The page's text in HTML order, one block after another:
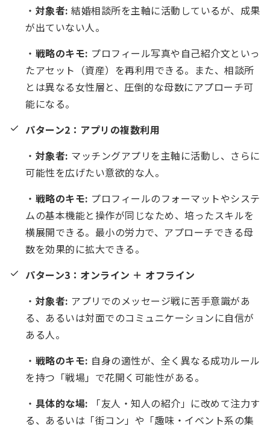
・ 対象者: 結婚相談所を主軸に活動しているが、成果
が出ていない人。
・ 戦略のキモ: プロフィール写真や自己紹介文といっ
たアセット（資産）を再利用できる。また、相談所
とは異なる女性層と、圧倒的な母数にアプローチ可
能になる。
パターン2：アプリの複数利用
・ 対象者: マッチングアプリを主軸に活動し、さらに
可能性を広げたい意欲的な人。
・ 戦略のキモ: プロフィールのフォーマットやシステ
ムの基本機能と操作が同じなため、培ったスキルを
横展開できる。最小の労力で、アプローチできる母
数を効果的に拡大できる。
パターン3：オンライン ＋ オフライン
・ 対象者: アプリでのメッセージ戦に苦手意識があ
る、あるいは対面でのコミュニケーションに自信が
ある人。
・ 戦略のキモ: 自身の適性が、全く異なる成功ルール
を持つ「戦場」で花開く可能性がある。
・ 具体的な場:
「友人・知人の紹介」に改めて注力す
る、あるいは「街コン」や「趣味・イベント系の集